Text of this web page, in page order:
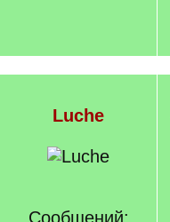
Luche
Сообщений: